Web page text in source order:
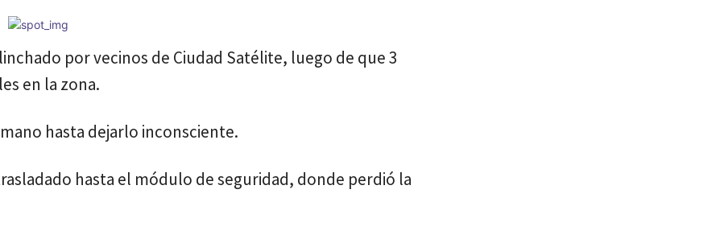
por vecinos de Ciudad Satélite, luego de que 3
en la zona.
hasta dejarlo inconsciente.
hasta el módulo de seguridad, donde perdió la